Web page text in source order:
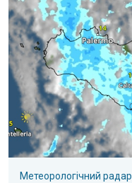
Метеорологічний радар